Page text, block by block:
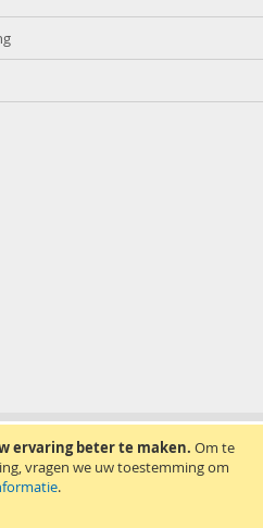
ervaring beter te maken. Om te
vragen we uw toestemming om
.